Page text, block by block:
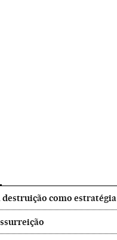
destruição como estratégia